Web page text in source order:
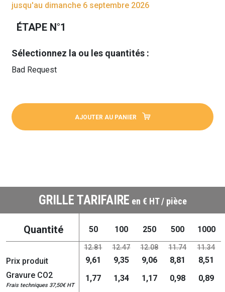
jusqu'au dimanche 6 septembre 2026
ÉTAPE N°1
Sélectionnez la ou les quantités :
Bad Request
AJOUTER AU PANIER
GRILLE TARIFAIRE en € HT / pièce
Quantité 50 100 250 500 1000
12.81 12.47 12.08 11.74 11.34
Prix produit 9,61 9,35 9,06 8,81
8,51
Gravure CO2
Frais techniques 37,50€ HT
1,77 1,34 1,17 0,98
0,89